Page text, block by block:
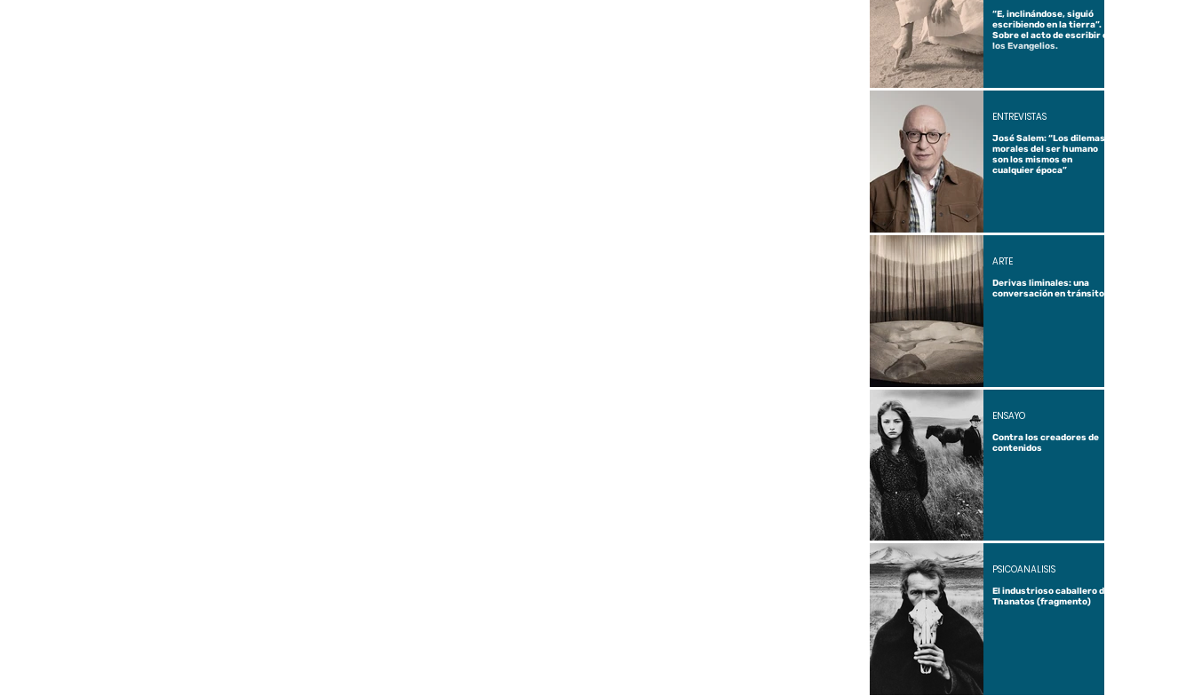
“E, inclinándose, siguió
escribiendo en la tierra”.
Sobre el acto de escribir en
los Evangelios.
José Salem: “Los dilemas
morales del ser humano
son los mismos en
cualquier época”
ENTREVISTAS
Derivas liminales: una
conversación en tránsito
ARTE
Contra los creadores de
contenidos
ENSAYO
El industrioso caballero de
Thanatos (fragmento)
PSICOANÁLISIS